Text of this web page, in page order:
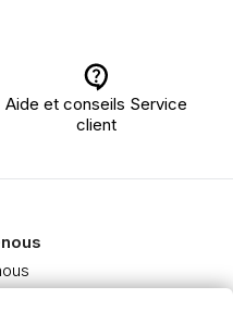
Aide et conseils Service
client